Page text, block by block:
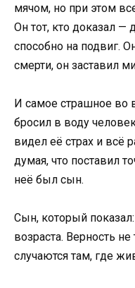
мячом, но при этом
Он тот, кто доказал
способно на подвиг.
смерти, он заставил
И самое страшное во
бросил в воду
видел её страх и всё
думая, что поставил
неё был сын.
Сын, который
возраста. Верность
случаются там, где